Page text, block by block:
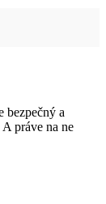
bezpečný a
práve na ne